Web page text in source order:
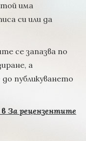
има
си или да
се запазва по
а
публикуването
За рецензентите